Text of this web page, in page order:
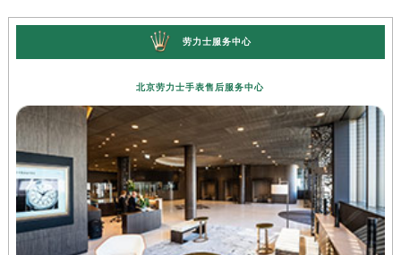
劳力士服务中心
北京劳力士手表售后服务中心